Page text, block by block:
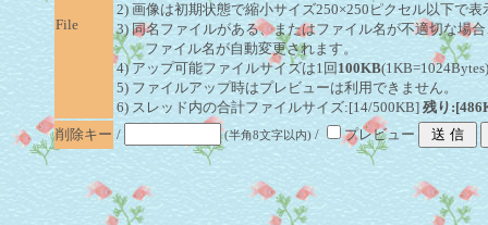
File
2) 画像は初期状態で縮小サイズ250×250ピクセル以下で表
3) 同名ファイルがある、またはファイル名が不適切な場
ファイル名が自動変更されます。
4) アップ可能ファイルサイズは1回 100KB
5) ファイルアップ時はプレビューは利用できません。
6) スレッド内の合計ファイルサイズ:[14/500KB] 残り
削除キー / (半角8文字以内) / プレビュー